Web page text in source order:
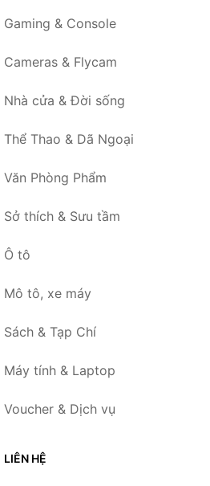
Gaming & Console
Cameras & Flycam
Nhà cửa & Đời sống
Thể Thao & Dã Ngoại
Văn Phòng Phẩm
Sở thích & Sưu tầm
Ô tô
Mô tô, xe máy
Sách & Tạp Chí
Máy tính & Laptop
Voucher & Dịch vụ
LIÊN HỆ